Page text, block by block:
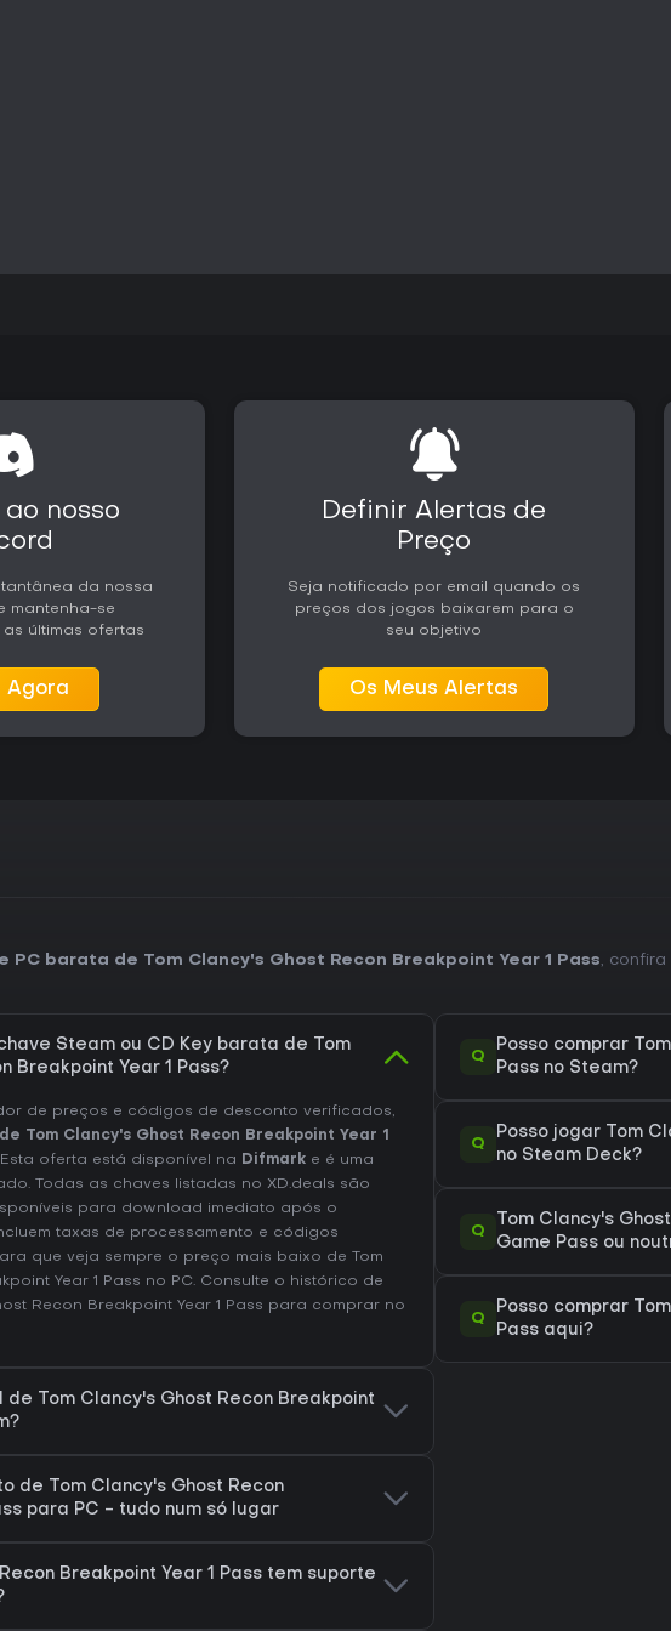
estendidas Deep State e
primeiro ano. Um pacote
O Year 1 Pass é indicado
mais desenvolvimentos
direcionadas e acesso
nosso
da nossa
mantenha-se
últimas ofertas
Agora
Definir Alertas de
Preço
Seja notificado por email quando os
preços dos jogos baixarem para o
seu objetivo
Os Meus Alertas
PC barata de Tom Clancy's Ghost Recon Breakpoint Year 1 Pass, confira
Steam ou CD Key barata de Tom
Breakpoint Year 1 Pass?
de preços e códigos de desconto verificados,
Tom Clancy's Ghost Recon Breakpoint Year 1
Esta oferta está disponível na Difmark e é uma
Todas as chaves listadas no XD.deals são
para download imediato após o
taxas de processamento e códigos
que veja sempre o preço mais baixo de Tom
Year 1 Pass no PC. Consulte o histórico de
Recon Breakpoint Year 1 Pass para comprar no
Tom Clancy's Ghost Recon Breakpoint
de Tom Clancy's Ghost Recon
para PC - tudo num só lugar
Breakpoint Year 1 Pass tem suporte
Q
Posso comprar
Pass no Steam?
Q
Posso jogar Tom
no Steam Deck?
Q
Tom Clancy's
Game Pass ou
Q
Posso comprar
Pass aqui?